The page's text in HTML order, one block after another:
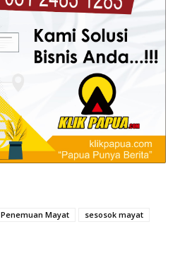
Penemuan Mayat
sesosok mayat